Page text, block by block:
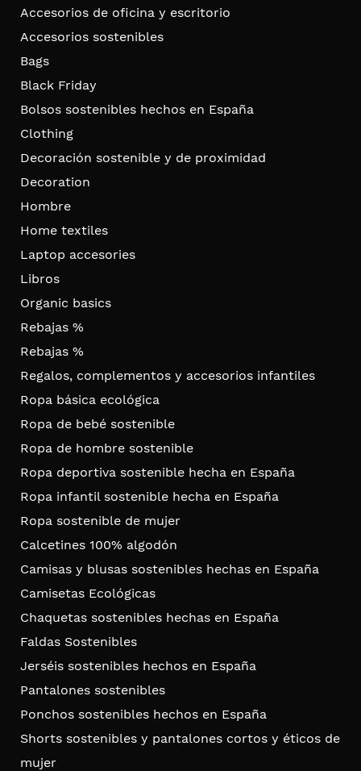
Accesorios de oficina y escritorio
Accesorios sostenibles
Bags
Black Friday
Bolsos sostenibles hechos en España
Clothing
Decoración sostenible y de proximidad
Decoration
Hombre
Home textiles
Laptop accesories
Libros
Organic basics
Rebajas %
Rebajas %
Regalos, complementos y accesorios infantiles
Ropa básica ecológica
Ropa de bebé sostenible
Ropa de hombre sostenible
Ropa deportiva sostenible hecha en España
Ropa infantil sostenible hecha en España
Ropa sostenible de mujer
Calcetines 100% algodón
Camisas y blusas sostenibles hechas en España
Camisetas Ecológicas
Chaquetas sostenibles hechas en España
Faldas Sostenibles
Jerséis sostenibles hechos en España
Pantalones sostenibles
Ponchos sostenibles hechos en España
Shorts sostenibles y pantalones cortos y éticos de
mujer